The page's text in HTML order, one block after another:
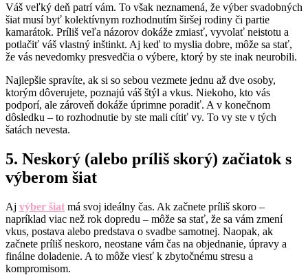
Váš veľký deň patrí vám. To však neznamená, že výber svadobných
šiat musí byť kolektívnym rozhodnutím širšej rodiny či partie
kamarátok. Príliš veľa názorov dokáže zmiasť, vyvolať neistotu a
potlačiť váš vlastný inštinkt. Aj keď to myslia dobre, môže sa stať,
že vás nevedomky presvedčia o výbere, ktorý by ste inak neurobili.
Najlepšie spravíte, ak si so sebou vezmete jednu až dve osoby,
ktorým dôverujete, poznajú váš štýl a vkus. Niekoho, kto vás
podporí, ale zároveň dokáže úprimne poradiť. A v konečnom
dôsledku – to rozhodnutie by ste mali cítiť vy. To vy ste v tých
šatách nevesta.
5. Neskorý (alebo príliš skorý) začiatok s
výberom šiat
Aj výber šiat má svoj ideálny čas. Ak začnete príliš skoro –
napríklad viac než rok dopredu – môže sa stať, že sa vám zmení
vkus, postava alebo predstava o svadbe samotnej. Naopak, ak
začnete príliš neskoro, neostane vám čas na objednanie, úpravy a
finálne doladenie. A to môže viesť k zbytočnému stresu a
kompromisom.